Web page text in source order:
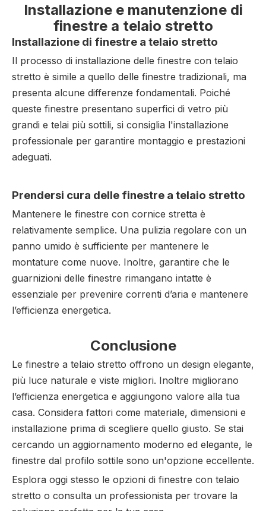
Installazione e manutenzione di
finestre a telaio stretto
Installazione di finestre a telaio stretto
Il processo di installazione delle finestre con telaio
stretto è simile a quello delle finestre tradizionali, ma
presenta alcune differenze fondamentali. Poiché
queste finestre presentano superfici di vetro più
grandi e telai più sottili, si consiglia l'installazione
professionale per garantire montaggio e prestazioni
adeguati.
Prendersi cura delle finestre a telaio stretto
Mantenere le finestre con cornice stretta è
relativamente semplice. Una pulizia regolare con un
panno umido è sufficiente per mantenere le
montature come nuove. Inoltre, garantire che le
guarnizioni delle finestre rimangano intatte è
essenziale per prevenire correnti d’aria e mantenere
l’efficienza energetica.
Conclusione
Le finestre a telaio stretto offrono un design elegante,
più luce naturale e viste migliori. Inoltre migliorano
l’efficienza energetica e aggiungono valore alla tua
casa. Considera fattori come materiale, dimensioni e
installazione prima di scegliere quello giusto. Se stai
cercando un aggiornamento moderno ed elegante, le
finestre dal profilo sottile sono un'opzione eccellente.
Esplora oggi stesso le opzioni di finestre con telaio
stretto o consulta un professionista per trovare la